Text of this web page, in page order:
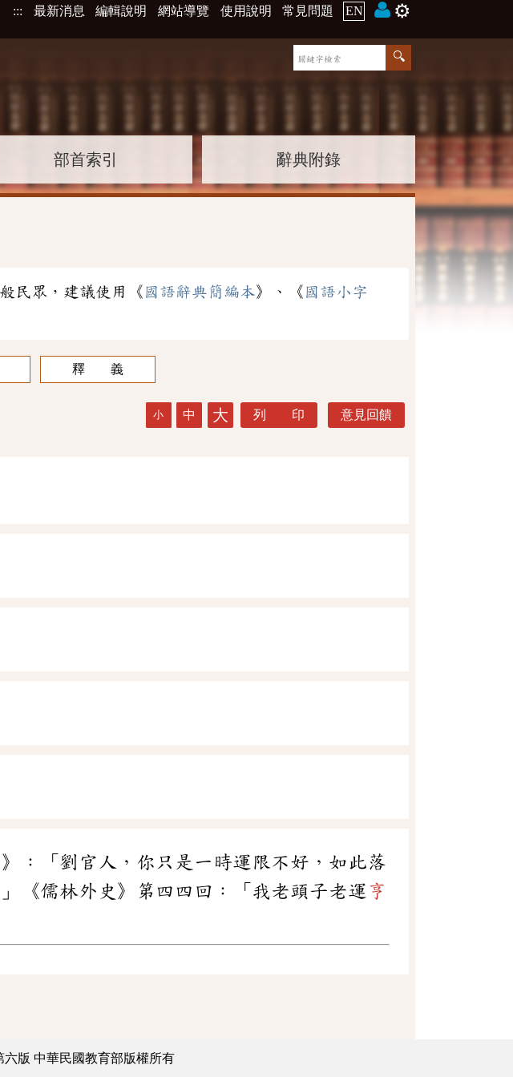
::: 最新消息 編輯說明 網站導覽 使用說明 常見問題 EN ⚙️
部首索引 辭典附錄
民眾，建議使用《 國語辭典簡編本》、《 國語小字
釋 義
小 中 大 列 印 意見回饋
：「劉官人，你只是一時運限不好，如此落
《儒林外史》第四四回：「我老頭子老運 亨
六版 中華民國教育部版權所有